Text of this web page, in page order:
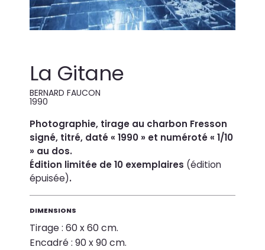
La Gitane
BERNARD FAUCON
1990
Photographie, tirage au charbon Fresson
signé, titré, daté « 1990 » et numéroté « 1/10
» au dos.
Édition limitée de 10 exemplaires (édition
épuisée).
DIMENSIONS
Tirage : 60 x 60 cm.
Encadré : 90 x 90 cm.